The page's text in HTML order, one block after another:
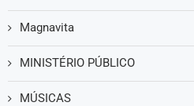
Magnavita
MINISTÉRIO PÚBLICO
MÚSICAS